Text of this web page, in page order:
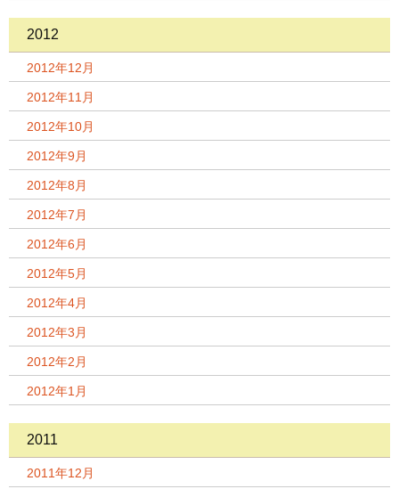
2012
2012年12月
2012年11月
2012年10月
2012年9月
2012年8月
2012年7月
2012年6月
2012年5月
2012年4月
2012年3月
2012年2月
2012年1月
2011
2011年12月